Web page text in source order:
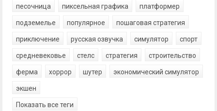
песочница пиксельная графика платформер
подземелье популярное пошаговая стратегия
приключение русская озвучка симулятор спорт
средневековье стелс стратегия строительство
ферма хоррор шутер экономический симулятор
экшен
Показать все теги